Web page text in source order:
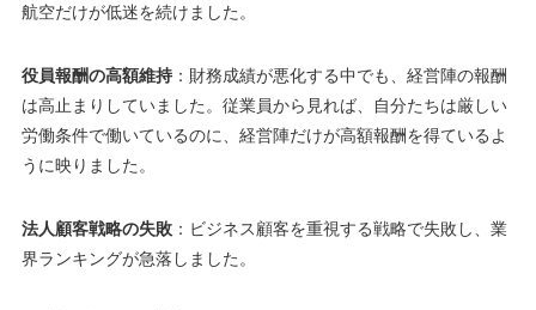
航空だけが低迷を続けました。
役員報酬の高額維持 ：財務成績が悪化する中でも、経営陣の報酬
は高止まりしていました。従業員から見れば、自分たちは厳しい
労働条件で働いているのに、経営陣だけが高額報酬を得ているよ
うに映りました。
法人顧客戦略の失敗 ：ビジネス顧客を重視する戦略で失敗し、業
界ランキングが急落しました。